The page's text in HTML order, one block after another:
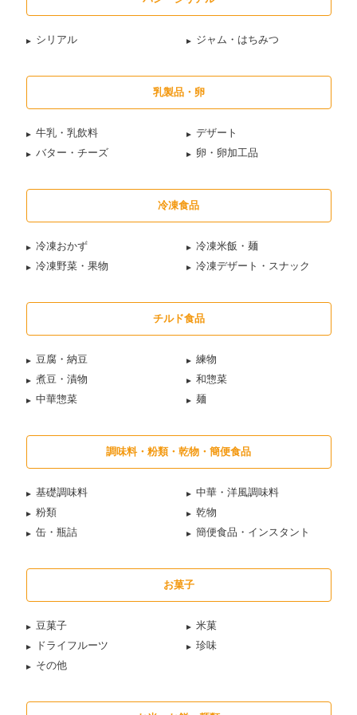
シリアル ジャム・はちみつ
乳製品・卵
牛乳・乳飲料
デザート
バター・チーズ
卵・卵加工品
冷凍食品
冷凍おかず
冷凍米飯・麺
冷凍野菜・果物
冷凍デザート・スナック
チルド食品
豆腐・納豆
練物
煮豆・漬物
和惣菜
中華惣菜
麺
調味料・粉類・乾物・簡便食品
基礎調味料
中華・洋風調味料
粉類
乾物
缶・瓶詰
簡便食品・インスタント
お菓子
豆菓子
米菓
ドライフルーツ
珍味
その他